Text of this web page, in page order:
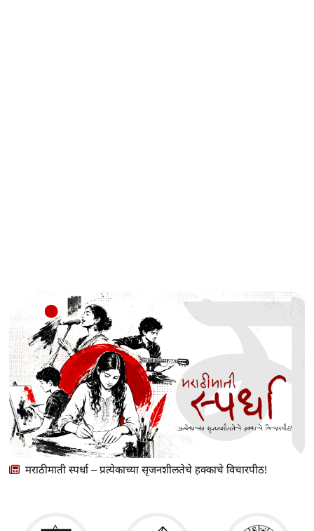
मराठीमाती स्पर्धा – प्रत्येकाच्या सृजनशीलतेचे हक्काचे विचारपीठ!